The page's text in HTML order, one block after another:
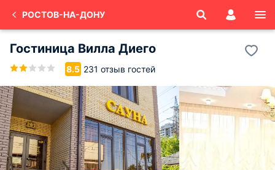
РОСТОВ-НА-ДОНУ
Гостиница Вилла Диего
8.5 231 отзыв гостей